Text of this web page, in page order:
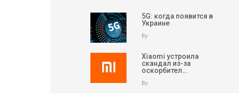
5G: когда появится в
Украине
By
Xiaomi устроила
скандал из-за
оскорбител…
By